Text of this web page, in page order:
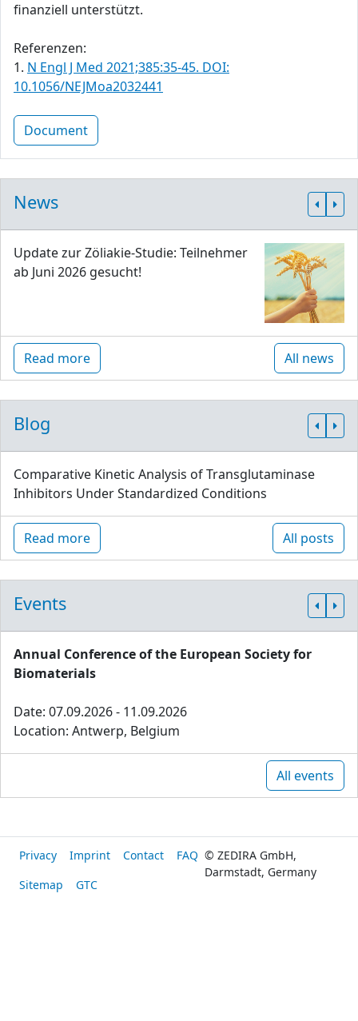
finanziell unterstützt.
Referenzen:
1. N Engl J Med 2021;385:35-45. DOI:
10.1056/NEJMoa2032441
Document
News
Update zur Zöliakie-Studie: Teilnehmer
ab Juni 2026 gesucht!
Read more All news
Blog
Comparative Kinetic Analysis of Transglutaminase
Inhibitors Under Standardized Conditions
Read more All posts
Events
Annual Conference of the European Society for
Biomaterials
Date: 07.09.2026 - 11.09.2026
Location: Antwerp, Belgium
All events
Privacy Imprint Contact
FAQ
Sitemap
GTC
© ZEDIRA GmbH,
Darmstadt, Germany